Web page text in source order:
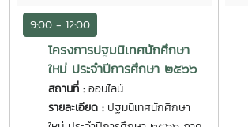
9:00 - 12:00
โครงการปฐมนิเทศนักศึกษา
ใหม่ ประจำปีการศึกษา ๒๕๖๖
สถานที่ :ออนไลน์
รายละเอียด : ปฐมนิเทศนักศึกษา